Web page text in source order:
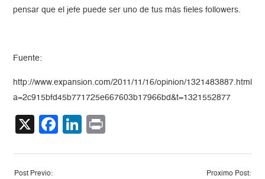
pensar que el jefe puede ser uno de tus más fieles followers.
Fuente:
http://www.expansion.com/2011/11/16/opinion/1321483887.html?
a=2c915bfd45b771725e667603b17966bd&t=1321552877
X Facebook
LinkedIn
Post Previo: Proximo Post: